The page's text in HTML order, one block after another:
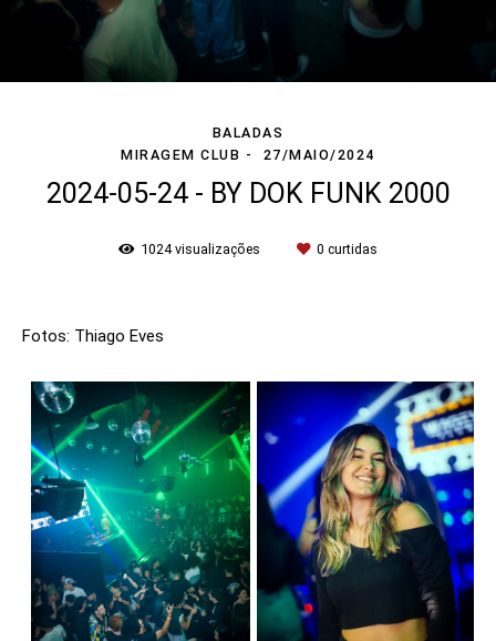
BALADAS
MIRAGEM CLUB
27/MAIO/2024
2024-05-24 - BY DOK FUNK 2000
1024visualizações 0 curtidas
Fotos: Thiago Eves